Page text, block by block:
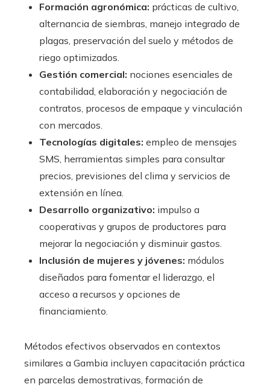
Formación agronómica: prácticas de cultivo,
alternancia de siembras, manejo integrado de
plagas, preservación del suelo y métodos de
riego optimizados.
Gestión comercial: nociones esenciales de
contabilidad, elaboración y negociación de
contratos, procesos de empaque y vinculación
con mercados.
Tecnologías digitales: empleo de mensajes
SMS, herramientas simples para consultar
precios, previsiones del clima y servicios de
extensión en línea.
Desarrollo organizativo: impulso a
cooperativas y grupos de productores para
mejorar la negociación y disminuir gastos.
Inclusión de mujeres y jóvenes: módulos
diseñados para fomentar el liderazgo, el
acceso a recursos y opciones de
financiamiento.
Métodos efectivos observados en contextos
similares a Gambia incluyen capacitación práctica
en parcelas demostrativas, formación de